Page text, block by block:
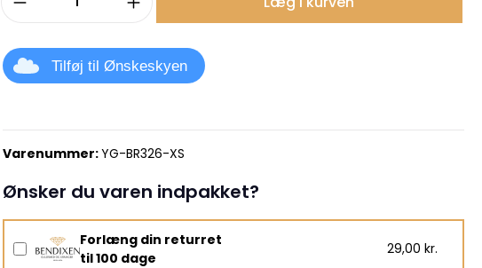
Tilføj til Ønskeskyen
Varenummer:YG-BR326-XS
Ønsker du varen indpakket?
Forlæng din returret
til 100 dage
29,00 kr.